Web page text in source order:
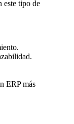
este tipo de
ERP más